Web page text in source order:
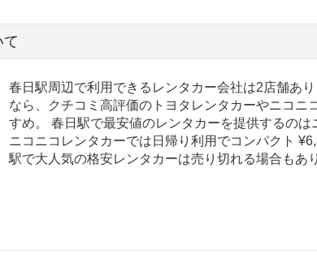
春日駅周辺で利用できるレンタカー会社は2店舗あ
なら、クチコミ高評価のトヨタレンタカーやニコニ
すめ。 春日駅で最安値のレンタカーを提供するの
ニコニコレンタカーでは日帰り利用でコンパクト
駅で大人気の格安レンタカーは売り切れる場合もあ